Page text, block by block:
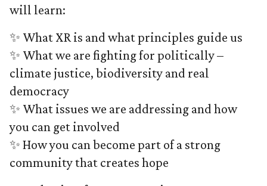
will learn:
✨ What XR is and what principles guide us
✨ What we are fighting for politically –
climate justice, biodiversity and real
democracy
✨ What issues we are addressing and how
you can get involved
✨ How you can become part of a strong
community that creates hope